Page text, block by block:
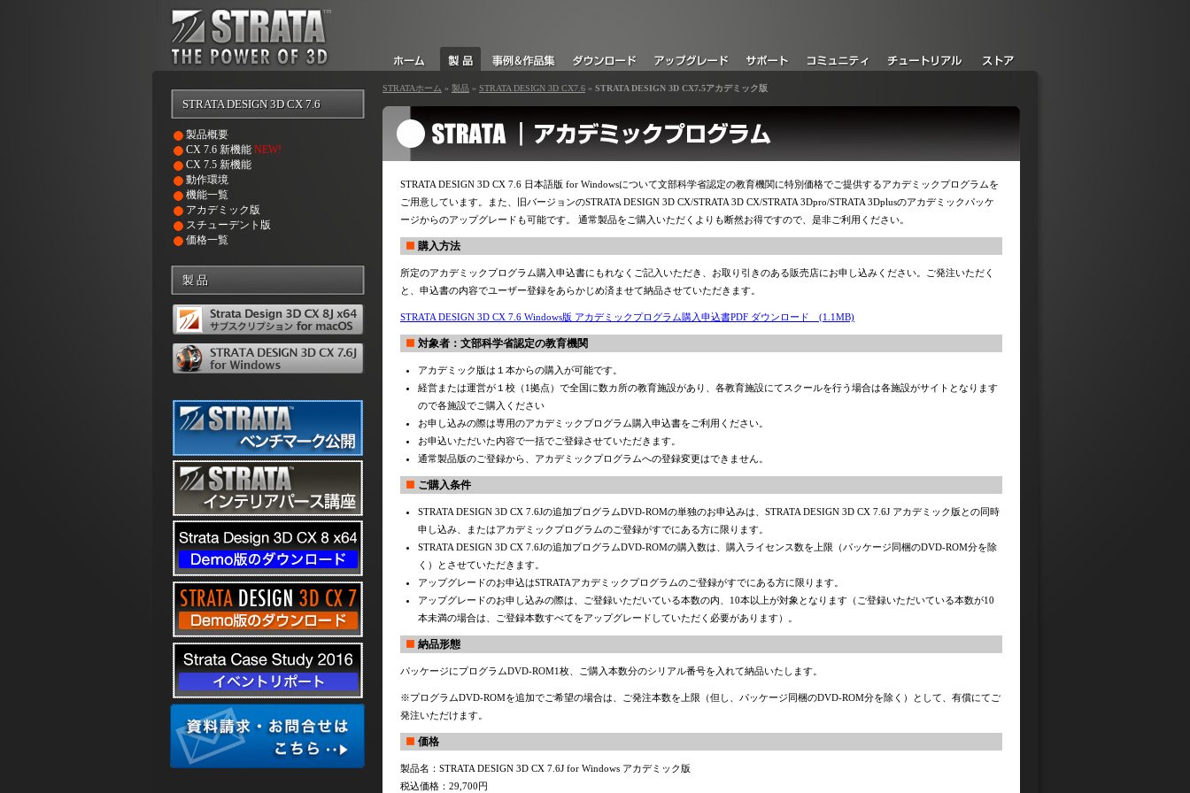
STRATA DESIGN 3D CX 7.6
製品概要
CX 7.6 新機能 NEW!
CX 7.5 新機能
動作環境
機能一覧
アカデミック版
スチューデント版
価格一覧
製 品
STRATAホーム » 製品 » STRATA DESIGN 3D CX7.6 » STRATA DESIGN 3D CX7.5アカデミック版
STRATA DESIGN 3D CX 7.6 日本語版 for Windowsについて文部科学省認定の教育機関に特別価格でご提供するアカデミックプログラムを
ご用意しています。また、旧バージョンのSTRATA DESIGN 3D CX/STRATA 3D CX/STRATA 3Dpro/STRATA 3Dplusのアカデミックパッケ
ージからのアップグレードも可能です。 通常製品をご購入いただくよりも断然お得ですので、是非ご利用ください。
購入方法
所定のアカデミックプログラム購入申込書にもれなくご記入いただき、お取り引きのある販売店にお申し込みください。ご発注いただく
と、申込書の内容でユーザー登録をあらかじめ済ませて納品させていただきます。
STRATA DESIGN 3D CX 7.6 Windows版 アカデミックプログラム購入申込書PDF ダウンロード (1.1MB)
対象者：文部科学省認定の教育機関
アカデミック版は１本からの購入が可能です。
経営または運営が１校（1拠点）で全国に数カ所の教育施設があり、各教育施設にてスクールを行う場合は各施設がサイトとなります
ので各施設でご購入ください
お申し込みの際は専用のアカデミックプログラム購入申込書をご利用ください。
お申込いただいた内容で一括でご登録させていただきます。
通常製品版のご登録から、アカデミックプログラムへの登録変更はできません。
ご購入条件
STRATA DESIGN 3D CX 7.6Jの追加プログラムDVD-ROMの単独のお申込みは、STRATA DESIGN 3D CX 7.6J アカデミック版との同時
申し込み、またはアカデミックプログラムのご登録がすでにある方に限ります。
STRATA DESIGN 3D CX 7.6Jの追加プログラムDVD-ROMの購入数は、購入ライセンス数を上限（パッケージ同梱のDVD-ROM分を除
く）とさせていただきます。
アップグレードのお申込はSTRATAアカデミックプログラムのご登録がすでにある方に限ります。
アップグレードのお申し込みの際は、ご登録いただいている本数の内、10本以上が対象となります（ご登録いただいている本数が10
本未満の場合は、ご登録本数すべてをアップグレードしていただく必要があります）。
納品形態
パッケージにプログラムDVD-ROM1枚、ご購入本数分のシリアル番号を入れて納品いたします。
※プログラムDVD-ROMを追加でご希望の場合は、ご発注本数を上限（但し、パッケージ同梱のDVD-ROM分を除く）として、有償にてご
発注いただけます。
価格
製品名：STRATA DESIGN 3D CX 7.6J for Windows アカデミック版
税込価格：29,700円